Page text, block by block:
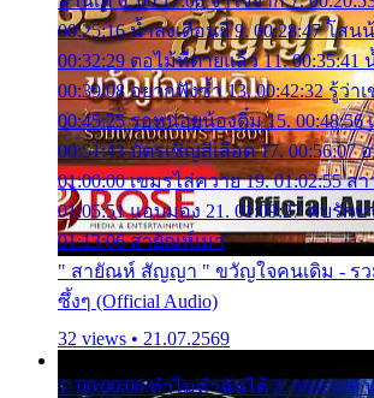
00:25:16 น้ำลงเดือนยี่ 9. 00:28:47 โสน
00:32:29 ตอไม้ที่ตายแล้ว 11. 00:35:41
00:39:08 อยากฟังซ้ำ 13. 00:42:32 รู้ว่า
00:45:25 รอหน่อยน้องติ๋ม 15. 00:48:56
00:51:43 บัตรเชิญสีเลือด 17. 00:56:07
01:00:00 เขมรไล่ควาย 19. 01:02:55 ส
01:05:51 แอบมอง 21. 01:09:27 พบรัก
01:13:06 สายัณห์เมา
" สายัณห์ สัญญา " ขวัญใจคนเดิม - รว
ซึ้งๆ (Official Audio)
32 views • 21.07.2569
1. 00:00:00 ทำไมทำฉันได้ 2. 00:03:20